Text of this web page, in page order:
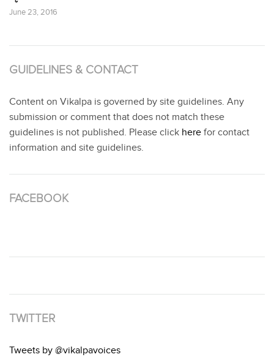
June 23, 2016
GUIDELINES & CONTACT
Content on Vikalpa is governed by site guidelines. Any
submission or comment that does not match these
guidelines is not published. Please click here for contact
information and site guidelines.
FACEBOOK
TWITTER
Tweets by @vikalpavoices